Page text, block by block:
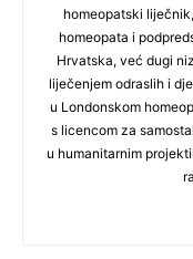
homeopatski
homeopata i
Hrvatska, već dugi
liječenjem odraslih i
u Londonskom
s licencom za
u humanitarnim